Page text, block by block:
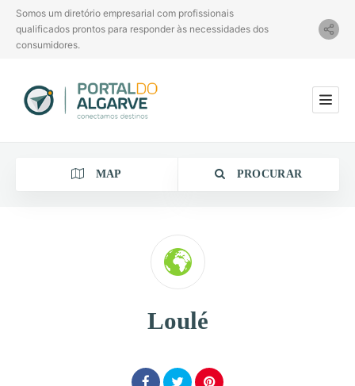
Somos um diretório empresarial com profissionais
qualificados prontos para responder às necessidades dos
consumidores.
MAP PROCURAR
Loulé